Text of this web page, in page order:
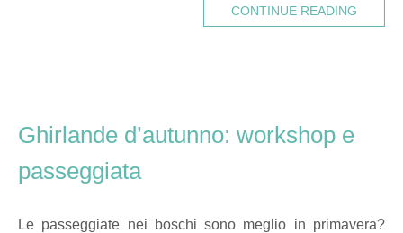
CONTINUE READING
Ghirlande d’autunno: workshop e
passeggiata
Le passeggiate nei boschi sono meglio in primavera?